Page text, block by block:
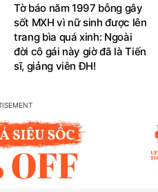
Tờ báo năm 1997 bỗng gây
sốt MXH vì nữ sinh được lên
trang bìa quá xinh: Ngoài
đời cô gái này giờ đã là Tiến
sĩ, giảng viên ĐH!